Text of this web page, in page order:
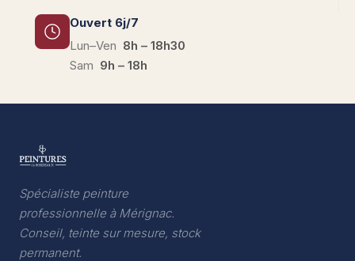
Ouvert 6j/7
Lun–Ven 8h – 18h30
Sam 9h – 18h
Spécialiste peinture
professionnelle à Mérignac.
Conseil, teinte sur mesure, stock
permanent.